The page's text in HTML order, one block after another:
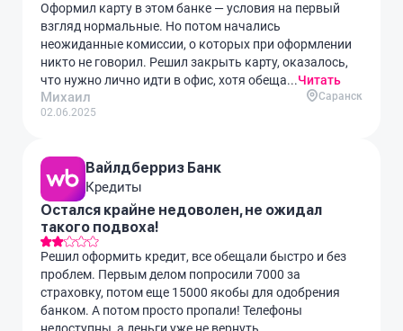
Оформил карту в этом банке — условия на первый
взгляд нормальные. Но потом начались
неожиданные комиссии, о которых при оформлении
никто не говорил. Решил закрыть карту, оказалось,
что нужно лично идти в офис, хотя обеща...Читать
Михаил
02.06.2025
Саранск
Вайлдберриз Банк
Кредиты
Остался крайне недоволен, не ожидал
такого подвоха!
Решил оформить кредит, все обещали быстро и без
проблем. Первым делом попросили 7000 за
страховку, потом еще 15000 якобы для одобрения
банком. А потом просто пропали! Телефоны